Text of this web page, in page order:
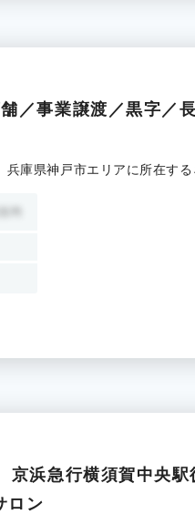
／事業譲渡／黒字／
庫県神戸市エリアに所在す
浜急行横須賀中央
ロン